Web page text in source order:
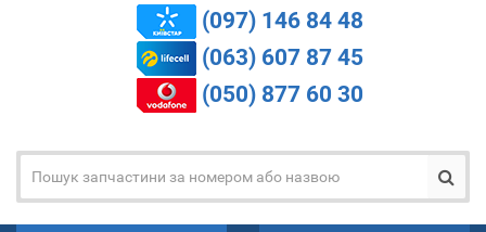
(097) 146 84 48
(063) 607 87 45
(050) 877 60 30